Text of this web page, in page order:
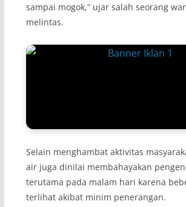
sampai mogok,” ujar salah seorang
melintas.
Selain menghambat aktivitas
air juga dinilai membahayakan
terutama pada malam hari karena
terlihat akibat minim penerangan.